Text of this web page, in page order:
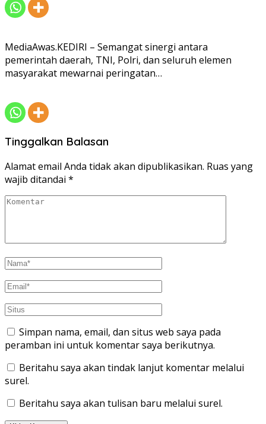
MediaAwas.KEDIRI – Semangat sinergi antara
pemerintah daerah, TNI, Polri, dan seluruh elemen
masyarakat mewarnai peringatan…
Tinggalkan Balasan
Alamat email Anda tidak akan dipublikasikan. Ruas yang
wajib ditandai *
Simpan nama, email, dan situs web saya pada
peramban ini untuk komentar saya berikutnya.
Beritahu saya akan tindak lanjut komentar melalui
surel.
Beritahu saya akan tulisan baru melalui surel.